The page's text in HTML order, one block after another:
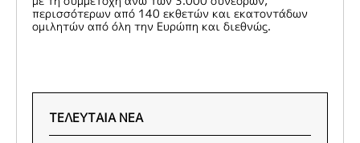
περισσότερων από 140 εκθετών και εκατοντάδων
ομιλητών από όλη την Ευρώπη και διεθνώς.
ΤΕΛΕΥΤΑΙΑ ΝΕΑ